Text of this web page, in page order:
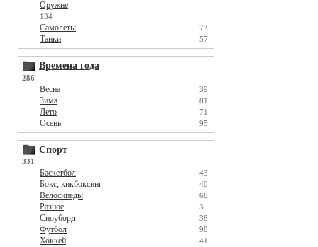
Оружие
134
Самолеты 73
Танки 57
Времена года
286
Весна 39
Зима 81
Лето 71
Осень 95
Спорт
331
Баскетбол 43
Бокс, кикбоксинг 40
Велосипеды 68
Разное 3
Сноуборд 38
Футбол 98
Хоккей 41